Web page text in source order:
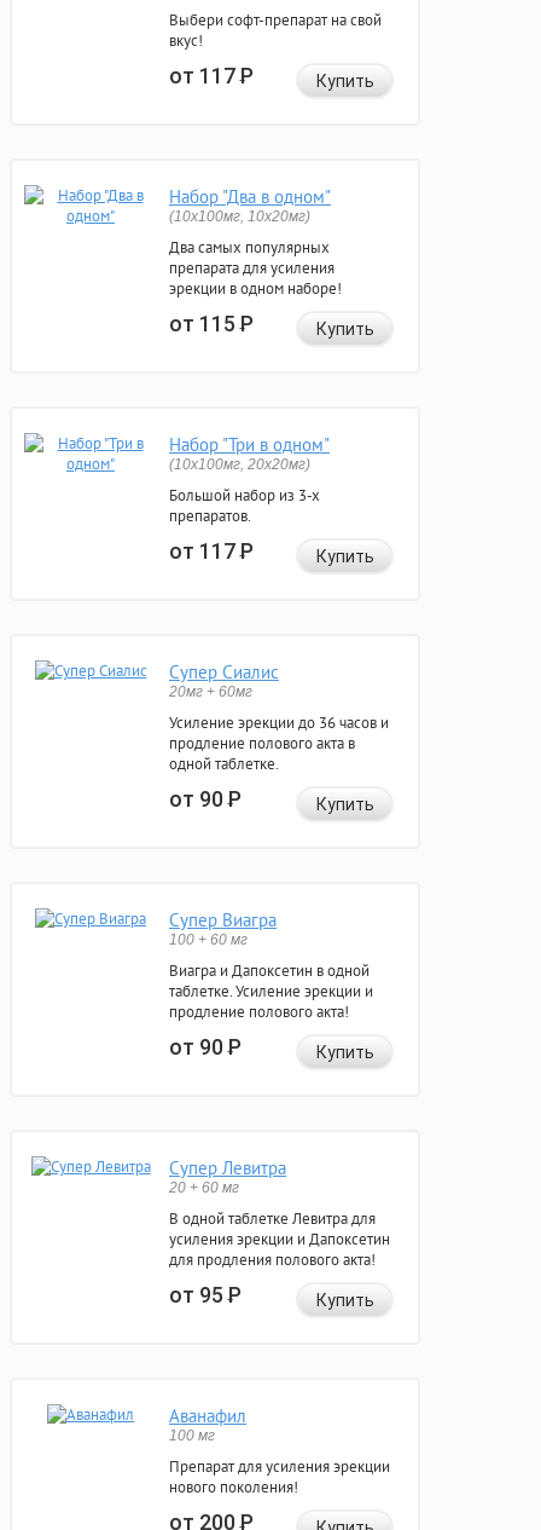
Выбери софт-препарат на свой
вкус!
от 117Р Купить
Набор "Два в одном"
(10x100мг, 10x20мг)
Два самых популярных
препарата для усиления
эрекции в одном наборе!
от 115Р Купить
Набор "Три в одном"
(10x100мг, 20x20мг)
Большой набор из 3-х
препаратов.
от 117Р Купить
Супер Сиалис
20мг + 60мг
Усиление эрекции до 36 часов и
продление полового акта в
одной таблетке.
от 90Р Купить
Супер Виагра
100 + 60 мг
Виагра и Дапоксетин в одной
таблетке. Усиление эрекции и
продление полового акта!
от 90Р Купить
Супер Левитра
20 + 60 мг
В одной таблетке Левитра для
усиления эрекции и Дапоксетин
для продления полового акта!
от 95Р Купить
Аванафил
100 мг
Препарат для усиления эрекции
нового поколения!
от 200Р